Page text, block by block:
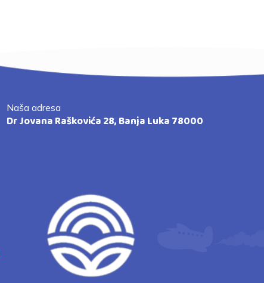
Naša adresa
Dr Jovana Raškovića 28, Banja Luka 78000